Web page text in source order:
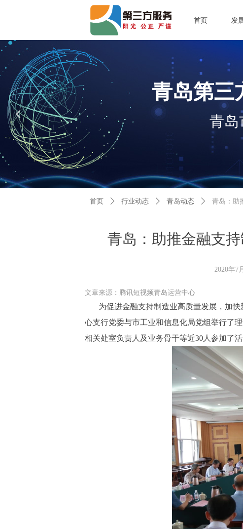
首页 发
青岛第三
青岛
넳
青岛：助推金融支
首页 ꄲ 行业动态 ꄲ 青岛动态 ꄲ 青岛：助
文章来源：腾讯短视频青岛运营中心
为促进金融支持制造业高质量发展，加
心支行党委与市工业和信息化局党组举行了
相关处室负责人及业务骨干等近30人参加了
2020年7